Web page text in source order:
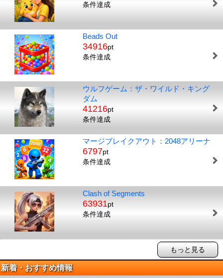
条件達成
Beads Out
34916pt
条件達成
ウルフゲーム：ザ・ワイルド・キング
ダム
41216pt
条件達成
マージブレイクアウト：2048アリーナ
6797pt
条件達成
Clash of Segments
63931pt
条件達成
もっと見る
新着・おすすめ情報